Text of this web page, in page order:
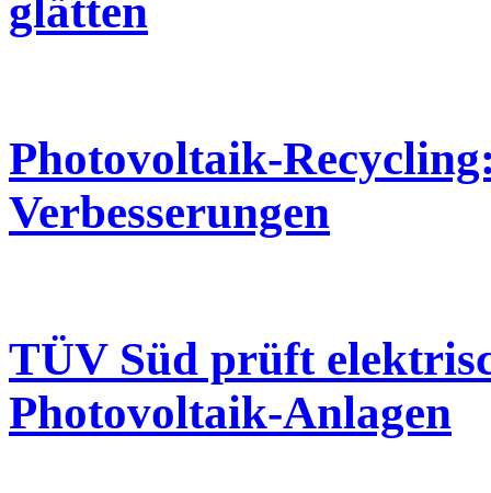
glätten
Photovoltaik-
Verbesserungen
TÜV Süd prüft
Photovoltaik-Anlagen